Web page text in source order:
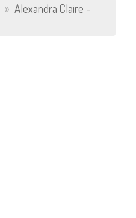
» Alexandra Claire -